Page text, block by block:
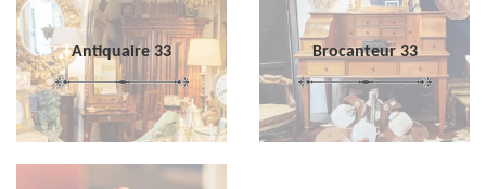
Antiquaire 33 Brocanteur 33